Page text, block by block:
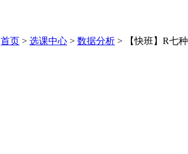
首页 > 选课中心 > 数据分析 > 【快班】R七